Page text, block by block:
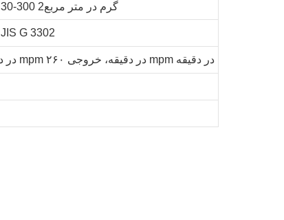
30-300 گرم در متر مربع2
JIS G 3302
ورودی ۲۶۰ mpm در دقیقه، پردازش ۲۰۰ mpm در دقیقه، خروجی ۲۶۰ mpm در دقیقه